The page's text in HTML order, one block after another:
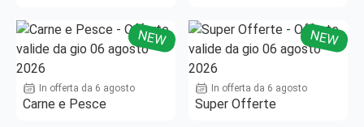
NEW
In offerta da 6 agosto
Carne e Pesce
NEW
In offerta da 6 agosto
Super Offerte